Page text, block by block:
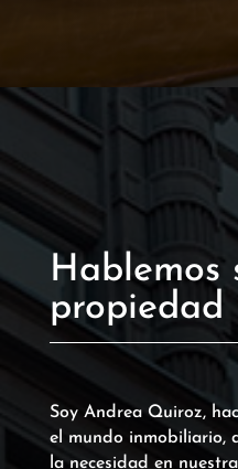
Hablemos
propiedad
Soy Andrea Quiroz,
el mundo inmobiliario,
la necesidad en